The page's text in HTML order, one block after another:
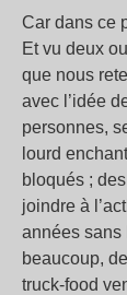
Car dans ce
Et vu deux
que nous
avec l’idée
personnes,
lourd
bloqués ;
joindre à
années sans
beaucoup,
truck-food